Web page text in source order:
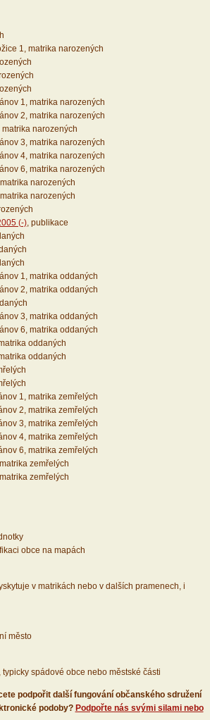
1, matrika narozených
1, matrika narozených
2, matrika narozených
narozených
3, matrika narozených
4, matrika narozených
6, matrika narozených
narozených
narozených
(-), publikace
1, matrika oddaných
2, matrika oddaných
3, matrika oddaných
6, matrika oddaných
oddaných
oddaných
1, matrika zemřelých
2, matrika zemřelých
3, matrika zemřelých
4, matrika zemřelých
6, matrika zemřelých
zemřelých
zemřelých
obce na mapách
v matrikách nebo v dalších pramenech, i
město
spádové obce nebo městské části
podpořit další fungování občanského sdružení
podoby? Podpořte nás svými silami nebo